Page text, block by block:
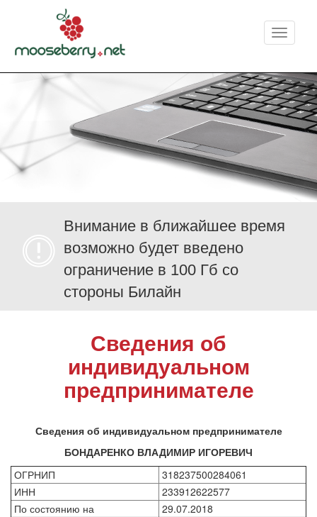
Меню
Внимание в ближайшее время
возможно будет введено
ограничение в 100 Гб со
стороны Билайн
Сведения об
индивидуальном
предпринимателе
Сведения об индивидуальном предпринимателе
БОНДАРЕНКО ВЛАДИМИР ИГОРЕВИЧ
ОГРНИП
318237500284061
ИНН
233912622577
По состоянию на
29.07.2018